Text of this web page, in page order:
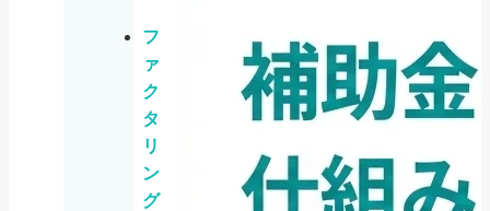
フ
ァ
ク
タ
リ
ン
グ